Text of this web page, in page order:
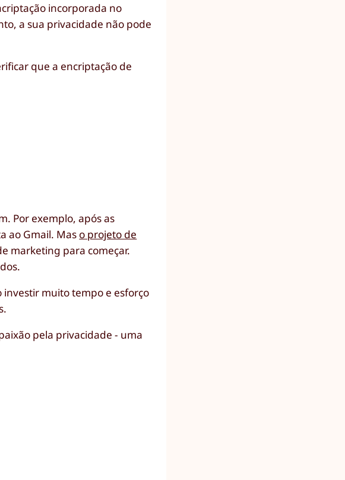
incorporada no
a sua privacidade não pode
que a encriptação de
Por exemplo, após as
ao Gmail. Mas o projeto de
marketing para começar.
investir muito tempo e esforço
pela privacidade - uma